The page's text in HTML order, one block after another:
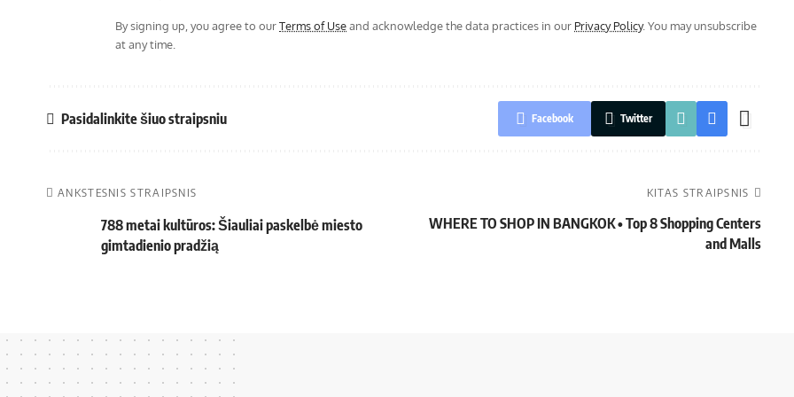
By signing up, you agree to ourTerms of Useand acknowledge the data practices in our Privacy Policy. You may unsubscribe
at any time.
Pasidalinkite šiuo straipsniu Facebook Twitter
ANKSTESNIS STRAIPSNIS
788 metai kultūros: Šiauliai paskelbė miesto
gimtadienio pradžią
KITAS STRAIPSNIS
WHERE TO SHOP IN BANGKOK • Top 8 Shopping Centers
and Malls